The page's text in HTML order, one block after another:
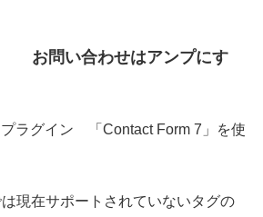
い合わせはアンプにす
プラグイン 「Contact Form 7」を使
現在サポートされていないタグの